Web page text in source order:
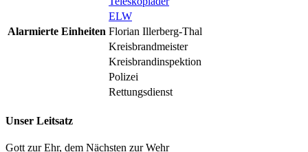
ELW
Alarmierte Einheiten Florian Illerberg-Thal
Kreisbrandmeister
Kreisbrandinspektion
Polizei
Rettungsdienst
Unser Leitsatz
Gott zur Ehr, dem Nächsten zur Wehr